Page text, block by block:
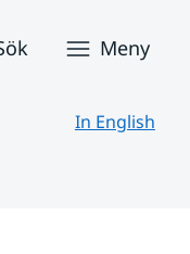
Meny
In English